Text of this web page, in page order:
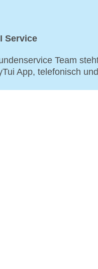
Service
Team
App, telefonisch